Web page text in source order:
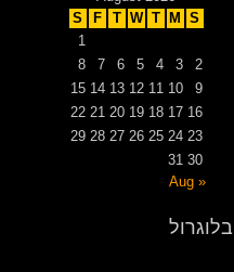
S
M
T
W
T
F
S
1
2
3
4
5
6
7
8
9
10
11
12
13
14
15
16
17
18
19
20
21
22
23
24
25
26
27
28
29
30
31
« Aug
בלוגרול